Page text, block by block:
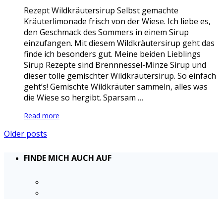
Rezept Wildkräutersirup Selbst gemachte
Kräuterlimonade frisch von der Wiese. Ich liebe es,
den Geschmack des Sommers in einem Sirup
einzufangen. Mit diesem Wildkräutersirup geht das
finde ich besonders gut. Meine beiden Lieblings
Sirup Rezepte sind Brennnessel-Minze Sirup und
dieser tolle gemischter Wildkräutersirup. So einfach
geht’s! Gemischte Wildkräuter sammeln, alles was
die Wiese so hergibt. Sparsam …
Read more
Older posts
FINDE MICH AUCH AUF